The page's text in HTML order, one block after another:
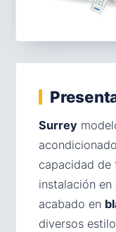
Surrey
acondicionado
capacidad de
instalación
acabado en
diversos